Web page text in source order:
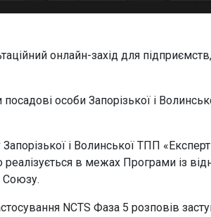
онлайн-захід для
особи Запорізької і
і Волинської ТПП
в межах Програми із
Союзу.
NCTS Фаза 5 розповів